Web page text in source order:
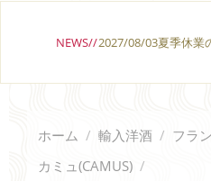
NEWS//2027/08/03夏季休業
ホーム / 輸入洋酒 / フラ
カミュ(CAMUS) /